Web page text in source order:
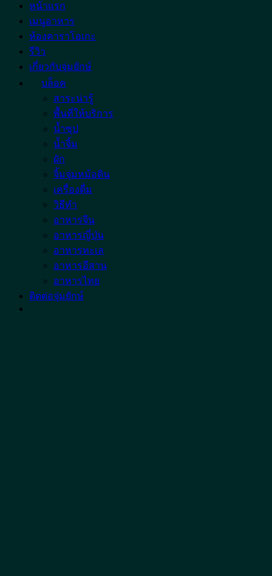
หน้าแรก
เมนูอาหาร
ห้องคาราโอเกะ
รีวิว
เกี่ยวกับจุ่มยักษ์
บล็อค
สาระน่ารู้
พื้นที่ให้บริการ
น้ำซุป
น้ำจิ้ม
ผัก
จิ้มจุ่มหม้อดิน
เครื่องดื่ม
วิธีทำ
อาหารจีน
อาหารญี่ปุ่น
อาหารทะเล
อาหารอีสาน
อาหารไทย
ติดต่อจุ่มยักษ์